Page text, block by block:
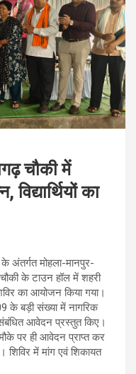
चौकी में
का
अंतर्गत मोहला-मानपुर-
के टाउन हॉल में शहरी
का आयोजन किया गया।
के बड़ी संख्या में नागरिक
आवेदन प्रस्तुत किए।
मौके पर ही आवेदन प्राप्त कर
शिविर में मांग एवं शिकायत